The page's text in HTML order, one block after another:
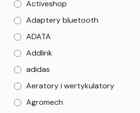
Activeshop
Adaptery bluetooth
ADATA
Addlink
adidas
Aeratory i wertykulatory
Agromech